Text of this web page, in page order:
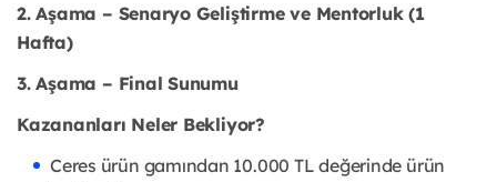
2. Aşama – Senaryo Geliştirme ve Mentorluk (1
Hafta)
3. Aşama – Final Sunumu
Kazananları Neler Bekliyor?
Ceres ürün gamından 10.000 TL değerinde ürün